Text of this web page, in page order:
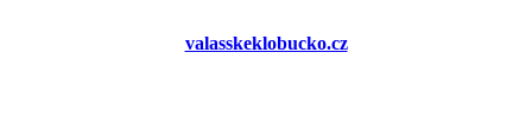
valasskeklobucko.cz